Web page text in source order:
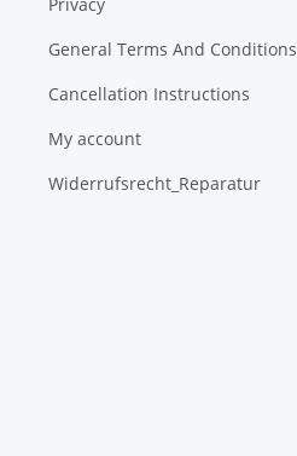
Privacy
General Terms And Conditions
Cancellation Instructions
My account
Widerrufsrecht_Reparatur